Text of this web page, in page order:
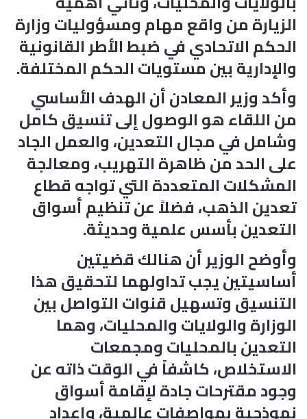
الزيارة من واقع مهام ومسؤوليات وزارة
الحكم الاتحادي في ضبط الأطر القانونية
والإدارية بين مستويات الحكم المختلفة.
وأكد وزير المعادن أن الهدف الأساسي
من اللقاء هو الوصول إلى تنسيق كامل
وشامل في مجال التعدين، والعمل الجاد
على الحد من ظاهرة التهريب، ومعالجة
المشكلات المتعددة التي تواجه قطاع
تعدين الذهب، فضلاً عن تنظيم أسواق
التعدين بأسس علمية وحديثة.
وأوضح الوزير أن هنالك قضيتين
أساسيتين يجب تداولهما لتحقيق هذا
التنسيق وتسهيل قنوات التواصل بين
الوزارة والولايات والمحليات، وهما
التعدين بالمحليات ومجمعات
الاستخلاص، كاشفاً في الوقت ذاته عن
وجود مقترحات جادة لإقامة أسواق
نموذجية بمواصفات عالمية، وإعداد